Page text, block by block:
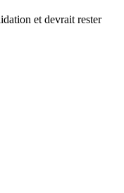
et devrait rester